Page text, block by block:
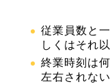
従業員数と
しくはそれ
終業時刻は
左右されな